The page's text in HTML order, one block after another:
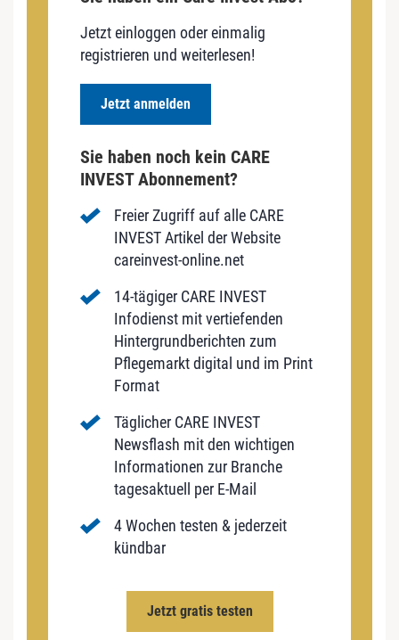
Jetzt einloggen oder einmalig
registrieren und weiterlesen!
Jetzt anmelden
Sie haben noch kein CARE
INVEST Abonnement?
Freier Zugriff auf alle CARE
INVEST Artikel der Website
careinvest-online.net
14-tägiger CARE INVEST
Infodienst mit vertiefenden
Hintergrundberichten zum
Pflegemarkt digital und im Print
Format
Täglicher CARE INVEST
Newsflash mit den wichtigen
Informationen zur Branche
tagesaktuell per E-Mail
4 Wochen testen & jederzeit
kündbar
Jetzt gratis testen